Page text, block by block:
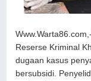
Reserse Kriminal
dugaan kasus
bersubsidi.